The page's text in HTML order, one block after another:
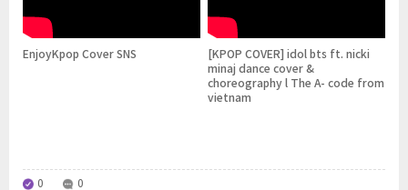
EnjoyKpop Cover SNS
[KPOP COVER] idol bts ft. nicki
minaj dance cover &
choreography l The A- code from
vietnam
0 0